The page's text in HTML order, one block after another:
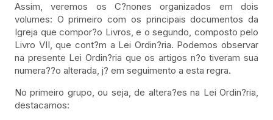
Assim, veremos os C?nones organizados em dois
volumes: O primeiro com os principais documentos da
Igreja que compor?o Livros, e o segundo, composto pelo
Livro VII, que cont?m a Lei Ordin?ria. Podemos observar
na presente Lei Ordin?ria que os artigos n?o tiveram sua
numera??o alterada, j? em seguimento a esta regra.
No primeiro grupo, ou seja, de altera?es na Lei Ordin?ria,
destacamos: